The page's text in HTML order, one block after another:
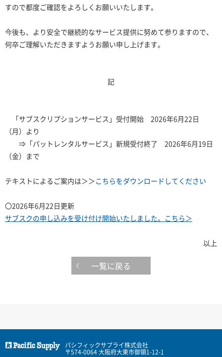
すので都度ご確認をよろしくお願いいたします。
今後も、より安全で継続的なサービス提供に努めて参りますので、
何卒ご理解いただきますようお願い申し上げます。
記
「サブスクリプションサービス」受付開始 2026年6月22日
（月）より
⇒「パットレンタルサービス」新規受付終了 2026年6月19日
（金）まで
テキストによるご案内は＞＞こちらをダウンロードしてください
〇2026年6月22日更新
サブスクの申し込みを受け付け開始いたしました。こちら＞
以上
一覧に戻る
パシフィックサプライ株式会社
〒574-0064 大阪府大東市御領1-12-1